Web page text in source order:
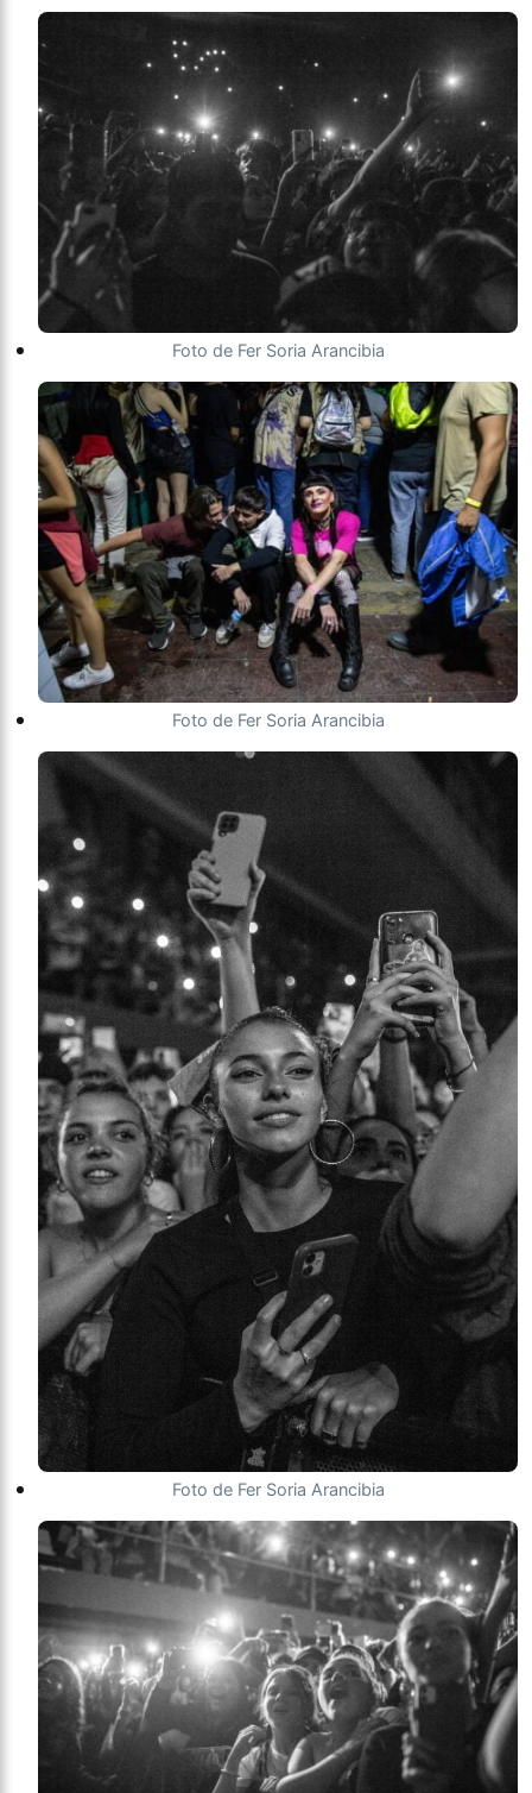
Foto de Fer Soria Arancibia
Foto de Fer Soria Arancibia
Foto de Fer Soria Arancibia